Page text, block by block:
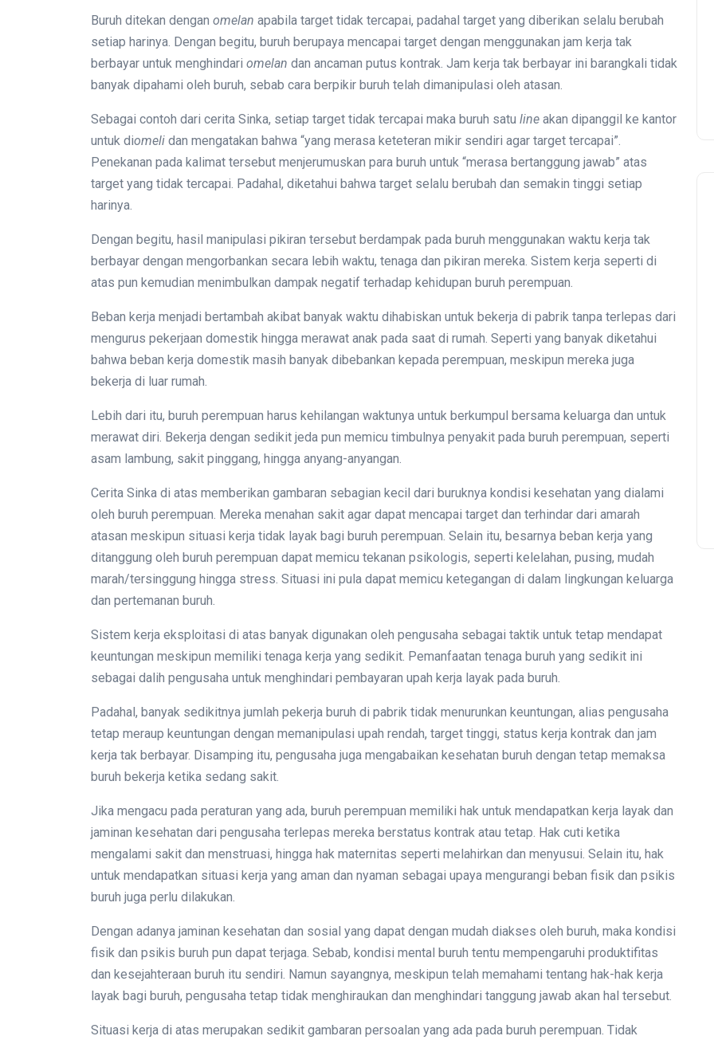
Buruh ditekan dengan omelan apabila target tidak tercapai, padahal target yang diberikan selalu berubah
setiap harinya. Dengan begitu, buruh berupaya mencapai target dengan menggunakan jam kerja tak
berbayar untuk menghindari omelan dan ancaman putus kontrak. Jam kerja tak berbayar ini barangkali tidak
banyak dipahami oleh buruh, sebab cara berpikir buruh telah dimanipulasi oleh atasan.
Sebagai contoh dari cerita Sinka, setiap target tidak tercapai maka buruh satu line akan dipanggil ke kantor
untuk diomeli dan mengatakan bahwa “yang merasa keteteran mikir sendiri agar target tercapai”.
Penekanan pada kalimat tersebut menjerumuskan para buruh untuk “merasa bertanggung jawab” atas
target yang tidak tercapai. Padahal, diketahui bahwa target selalu berubah dan semakin tinggi setiap
harinya.
Dengan begitu, hasil manipulasi pikiran tersebut berdampak pada buruh menggunakan waktu kerja tak
berbayar dengan mengorbankan secara lebih waktu, tenaga dan pikiran mereka. Sistem kerja seperti di
atas pun kemudian menimbulkan dampak negatif terhadap kehidupan buruh perempuan.
Beban kerja menjadi bertambah akibat banyak waktu dihabiskan untuk bekerja di pabrik tanpa terlepas dari
mengurus pekerjaan domestik hingga merawat anak pada saat di rumah. Seperti yang banyak diketahui
bahwa beban kerja domestik masih banyak dibebankan kepada perempuan, meskipun mereka juga
bekerja di luar rumah.
Lebih dari itu, buruh perempuan harus kehilangan waktunya untuk berkumpul bersama keluarga dan untuk
merawat diri. Bekerja dengan sedikit jeda pun memicu timbulnya penyakit pada buruh perempuan, seperti
asam lambung, sakit pinggang, hingga anyang-anyangan.
Cerita Sinka di atas memberikan gambaran sebagian kecil dari buruknya kondisi kesehatan yang dialami
oleh buruh perempuan. Mereka menahan sakit agar dapat mencapai target dan terhindar dari amarah
atasan meskipun situasi kerja tidak layak bagi buruh perempuan. Selain itu, besarnya beban kerja yang
ditanggung oleh buruh perempuan dapat memicu tekanan psikologis, seperti kelelahan, pusing, mudah
marah/tersinggung hingga stress. Situasi ini pula dapat memicu ketegangan di dalam lingkungan keluarga
dan pertemanan buruh.
Sistem kerja eksploitasi di atas banyak digunakan oleh pengusaha sebagai taktik untuk tetap mendapat
keuntungan meskipun memiliki tenaga kerja yang sedikit. Pemanfaatan tenaga buruh yang sedikit ini
sebagai dalih pengusaha untuk menghindari pembayaran upah kerja layak pada buruh.
Padahal, banyak sedikitnya jumlah pekerja buruh di pabrik tidak menurunkan keuntungan, alias pengusaha
tetap meraup keuntungan dengan memanipulasi upah rendah, target tinggi, status kerja kontrak dan jam
kerja tak berbayar. Disamping itu, pengusaha juga mengabaikan kesehatan buruh dengan tetap memaksa
buruh bekerja ketika sedang sakit.
Jika mengacu pada peraturan yang ada, buruh perempuan memiliki hak untuk mendapatkan kerja layak dan
jaminan kesehatan dari pengusaha terlepas mereka berstatus kontrak atau tetap. Hak cuti ketika
mengalami sakit dan menstruasi, hingga hak maternitas seperti melahirkan dan menyusui. Selain itu, hak
untuk mendapatkan situasi kerja yang aman dan nyaman sebagai upaya mengurangi beban fisik dan psikis
buruh juga perlu dilakukan.
Dengan adanya jaminan kesehatan dan sosial yang dapat dengan mudah diakses oleh buruh, maka kondisi
fisik dan psikis buruh pun dapat terjaga. Sebab, kondisi mental buruh tentu mempengaruhi produktifitas
dan kesejahteraan buruh itu sendiri. Namun sayangnya, meskipun telah memahami tentang hak-hak kerja
layak bagi buruh, pengusaha tetap tidak menghiraukan dan menghindari tanggung jawab akan hal tersebut.
Situasi kerja di atas merupakan sedikit gambaran persoalan yang ada pada buruh perempuan. Tidak
Demokrasi
Menolak Dilupakan dari
Sejarah Gerakan Buruh:
Serikat Feminis Buruh
Retail Mengorganisir yang
Tidak Terorganisir